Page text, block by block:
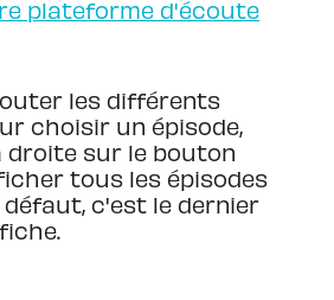
plateforme d'écoute
les différents
choisir un épisode,
droite sur le bouton
tous les épisodes
défaut, c'est le dernier